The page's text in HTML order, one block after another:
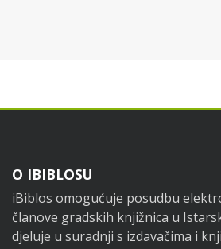
Footer
O IBIBLOSU
iBiblos omogućuje posudbu
članove gradskih knjižnica u
djeluje u suradnji s izdavačima i